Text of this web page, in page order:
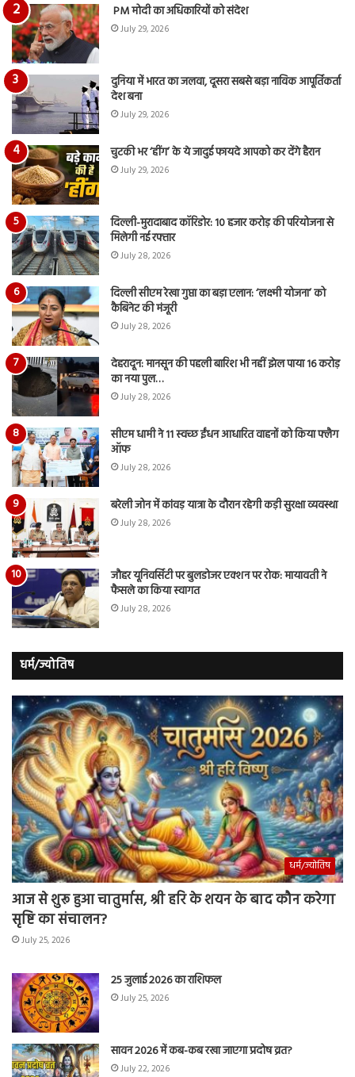
PM मोदी का अधिकारियों को संदेश
July 29, 2026
दुनिया में भारत का जलवा, दूसरा सबसे बड़ा नाविक आपूर्तिकर्ता
देश बना
July 29, 2026
चुटकी भर ‘हींग’ के ये जादुई फायदे आपको कर देंगे हैरान
July 29, 2026
दिल्ली-मुरादाबाद कॉरिडोर: 10 हजार करोड़ की परियोजना से
मिलेगी नई रफ्तार
July 28, 2026
दिल्ली सीएम रेखा गुप्ता का बड़ा एलान: ‘लक्ष्मी योजना’ को
कैबिनेट की मंजूरी
July 28, 2026
देहरादून: मानसून की पहली बारिश भी नहीं झेल पाया 16 करोड़
का नया पुल…
July 28, 2026
सीएम धामी ने 11 स्वच्छ ईंधन आधारित वाहनों को किया फ्लैग
ऑफ
July 28, 2026
बरेली जोन में कांवड़ यात्रा के दौरान रहेगी कड़ी सुरक्षा व्यवस्था
July 28, 2026
जौहर यूनिवर्सिटी पर बुलडोजर एक्शन पर रोक: मायावती ने
फैसले का किया स्वागत
July 28, 2026
धर्म/ज्योतिष
धर्म/ज्योतिष
आज से शुरू हुआ चातुर्मास, श्री हरि के शयन के बाद कौन करेगा
सृष्टि का संचालन?
July 25, 2026
25 जुलाई 2026 का राशिफल
July 25, 2026
सावन 2026 में कब-कब रखा जाएगा प्रदोष व्रत?
July 22, 2026